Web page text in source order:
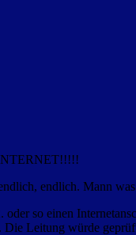
INTERNET!!!!!
endlich. Mann
so einen
Leitung würde